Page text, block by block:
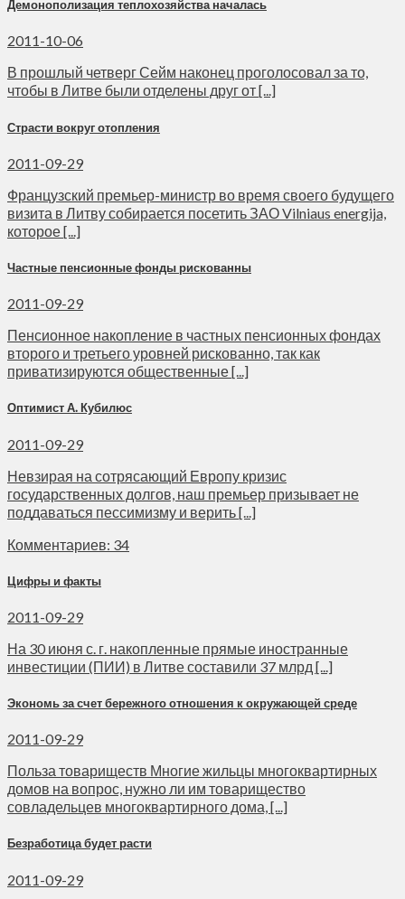
Демонополизация теплохозяйства началась
2011-10-06
В прошлый четверг Сейм наконец проголосовал за то,
чтобы в Литве были отделены друг от [...]
Страсти вокруг отопления
2011-09-29
Французский премьер-министр во время своего будущего
визита в Литву собирается посетить ЗАО Vilniaus energija,
которое [...]
Частные пенсионные фонды рискованны
2011-09-29
Пенсионное накопление в частных пенсионных фондах
второго и третьего уровней рискованно, так как
приватизируются общественные [...]
Оптимист А. Кубилюс
2011-09-29
Невзирая на сотрясающий Европу кризис
государственных долгов, наш премьер призывает не
поддаваться пессимизму и верить [...]
Комментариев: 34
Цифры и факты
2011-09-29
На 30 июня с. г. накопленные прямые иностранные
инвестиции (ПИИ) в Литве составили 37 млрд [...]
Экономь за счет бережного отношения к окружающей среде
2011-09-29
Польза товариществ Многие жильцы многоквартирных
домов на вопрос, нужно ли им товарищество
совладельцев многоквартирного дома, [...]
Безработица будет расти
2011-09-29